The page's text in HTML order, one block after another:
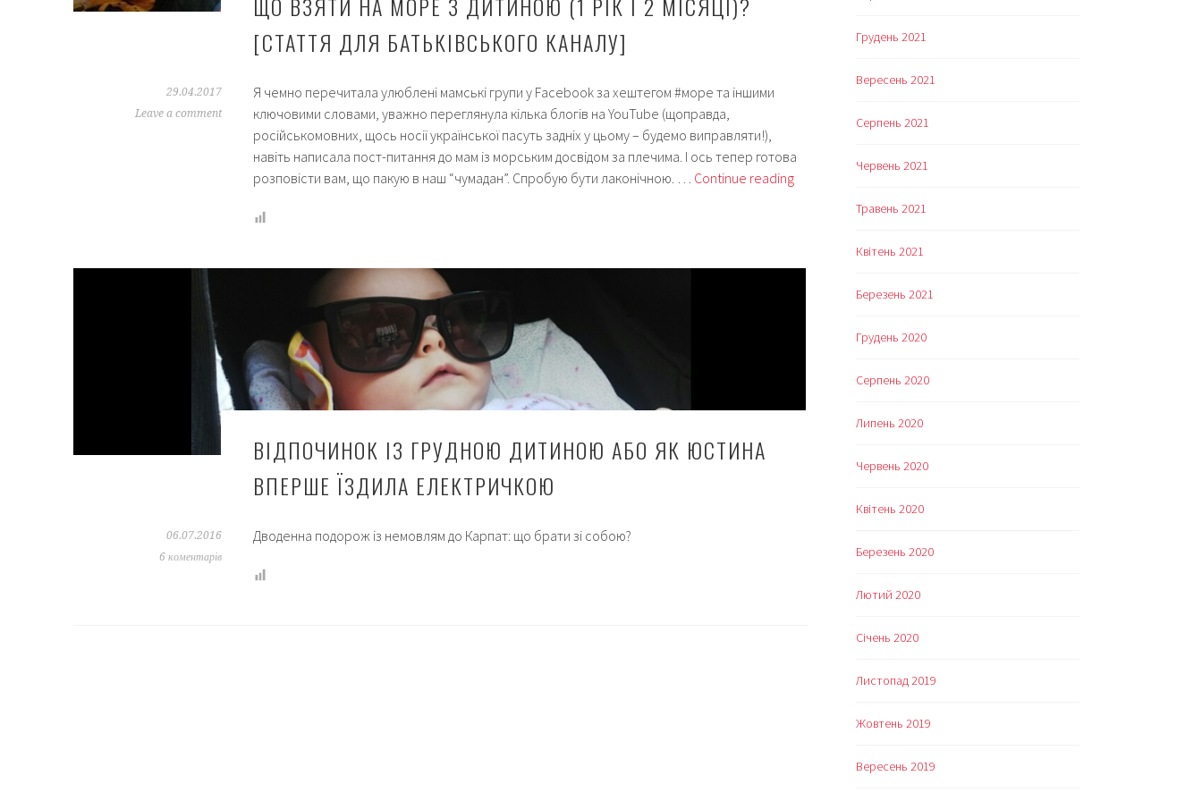
[СТАТТЯ ДЛЯ БАТЬКІВСЬКОГО КАНАЛУ]
29.04.2017
Leave a comment
Я чемно перечитала улюблені мамські групи у Facebook за хештегом #море та іншими
ключовими словами, уважно переглянула кілька блогів на YouTube (щоправда,
російськомовних, щось носії української пасуть задніх у цьому – будемо виправляти!),
навіть написала пост-питання до мам із морським досвідом за плечима. І ось тепер готова
розповісти вам, що пакую в наш “чумадан”. Спробую бути лаконічною. … Continue readingЩо
[стаття
ВІДПОЧИНОК ІЗ ГРУДНОЮ ДИТИНОЮ АБО ЯК ЮСТИНА
ВПЕРШЕ ЇЗДИЛА ЕЛЕКТРИЧКОЮ
06.07.2016
6 коментарів
Дводенна подорож із немовлям до Карпат: що брати зі собою?
Грудень 2021
Вересень 2021
Серпень 2021
Червень 2021
Травень 2021
Квітень 2021
Березень 2021
Грудень 2020
Серпень 2020
Липень 2020
Червень 2020
Квітень 2020
Березень 2020
Лютий 2020
Січень 2020
Листопад 2019
Жовтень 2019
Вересень 2019